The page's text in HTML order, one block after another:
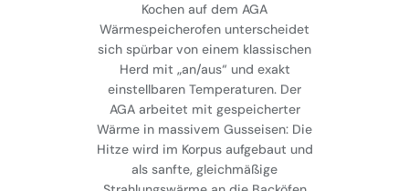
Kochen auf dem AGA
Wärmespeicherofen unterscheidet
sich spürbar von einem klassischen
Herd mit „an/aus“ und exakt
einstellbaren Temperaturen. Der
AGA arbeitet mit gespeicherter
Wärme in massivem Gusseisen: Die
Hitze wird im Korpus aufgebaut und
als sanfte, gleichmäßige